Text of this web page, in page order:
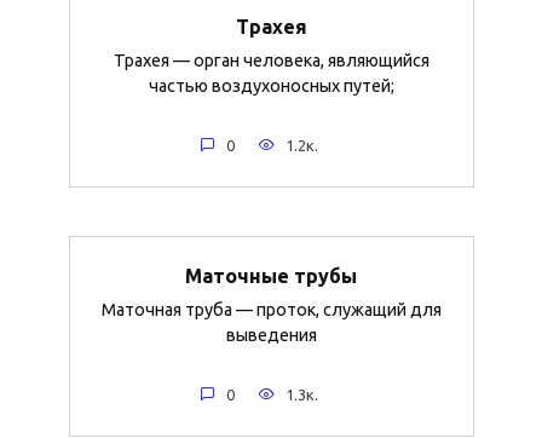
Трахея
Трахея — орган человека, являющийся
частью воздухоносных путей;
0 1.2к.
Маточные трубы
Маточная труба — проток, служащий для
выведения
0 1.3к.